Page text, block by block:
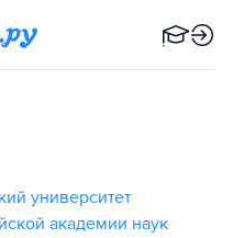
университет
академии наук